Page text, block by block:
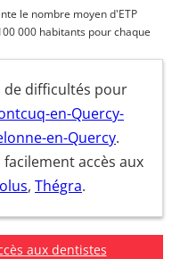
le nombre moyen d'ETP
000 habitants pour chaque
de difficultés pour
en-Quercy-
en-Quercy.
accès aux
, Thégra.
aux dentistes